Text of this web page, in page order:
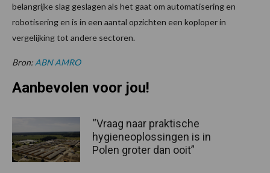
belangrijke slag geslagen als het gaat om automatisering en
robotisering en is in een aantal opzichten een koploper in
vergelijking tot andere sectoren.
Bron: ABN AMRO
Aanbevolen voor jou!
“Vraag naar praktische
hygieneoplossingen is in
Polen groter dan ooit”